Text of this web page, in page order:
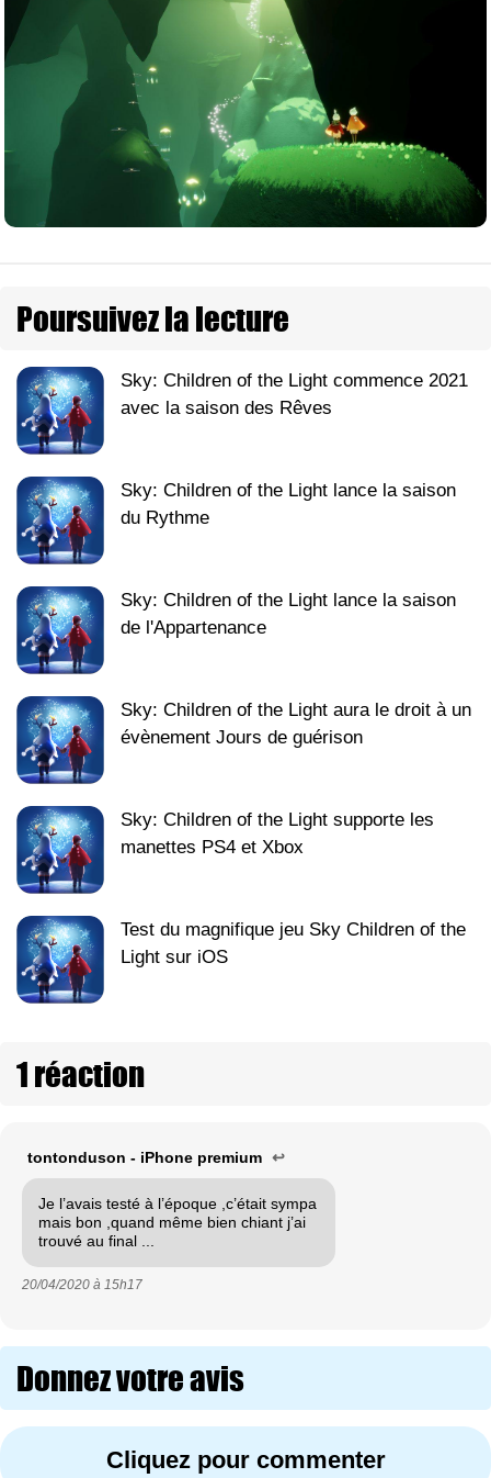
Poursuivez la lecture
Sky: Children of the Light commence 2021
avec la saison des Rêves
Sky: Children of the Light lance la saison
du Rythme
Sky: Children of the Light lance la saison
de l'Appartenance
Sky: Children of the Light aura le droit à un
évènement Jours de guérison
Sky: Children of the Light supporte les
manettes PS4 et Xbox
Test du magnifique jeu Sky Children of the
Light sur iOS
1 réaction
tontonduson - iPhone premium ↩
Je l’avais testé à l’époque ,c’était sympa
mais bon ,quand même bien chiant j’ai
trouvé au final ...
20/04/2020 à 15h17
Donnez votre avis
Cliquez pour commenter